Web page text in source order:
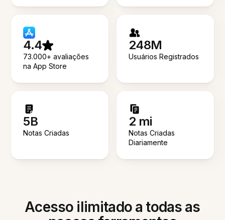
4.4
73.000+ avaliações
na App Store
248M
Usuários Registrados
5B
Notas Criadas
2 mi
Notas Criadas
Diariamente
Acesso ilimitado a todas as